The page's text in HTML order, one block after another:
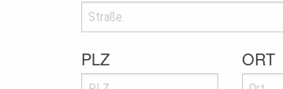
PLZ ORT